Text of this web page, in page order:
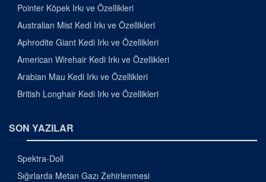
Pointer Köpek Irkı ve Özellikleri
Australian Mist Kedi Irkı ve Özellikleri
Aphrodite Giant Kedi Irkı ve Özellikleri
American Wirehair Kedi Irkı ve Özellikleri
Arabian Mau Kedi Irkı ve Özellikleri
British Longhair Kedi Irkı ve Özellikleri
SON YAZILAR
Spektra-Doll
Sığırlarda Metan Gazı Zehirlenmesi